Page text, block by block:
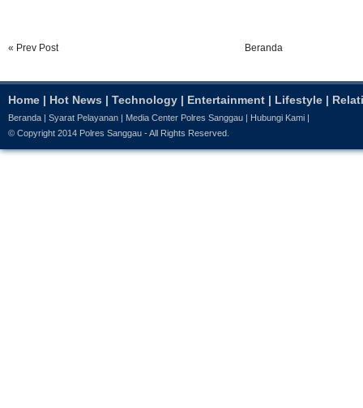
« Prev Post Beranda
Home | Hot News | Technology | Entertainment | Lifestyle |
Beranda Syarat Pelayanan Media Center Polres Sanggau Hubungi Kami
© Copyright 2014 Polres Sanggau - All Rights Reserved.